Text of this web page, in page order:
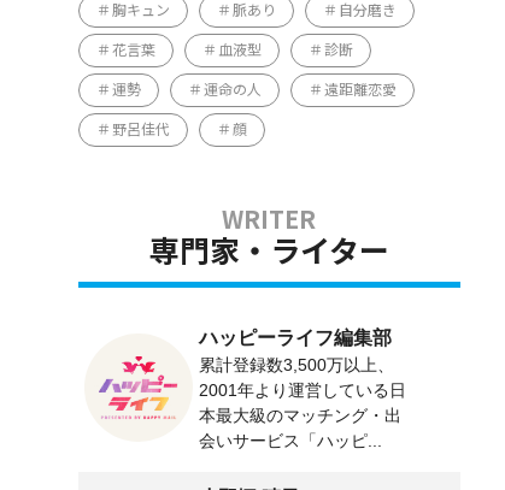
胸キュン 脈あり 自分磨き
花言葉 血液型 診断
運勢 運命の人 遠距離恋愛
野呂佳代 顔
専門家・ライター
ハッピーライフ編集部
累計登録数3,500万以上、
2001年より運営している日
本最大級のマッチング・出
会いサービス「ハッピ...